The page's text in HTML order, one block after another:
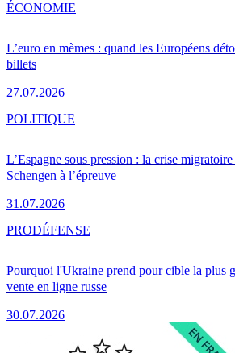
L’euro en mèmes : quand les Européens
billets
27.07.2026
ÉCONOMIE
L’Espagne sous pression : la crise
Schengen à l’épreuve
31.07.2026
POLITIQUE
Pourquoi l'Ukraine prend pour cible la plus
vente en ligne russe
30.07.2026
PRODÉFENSE